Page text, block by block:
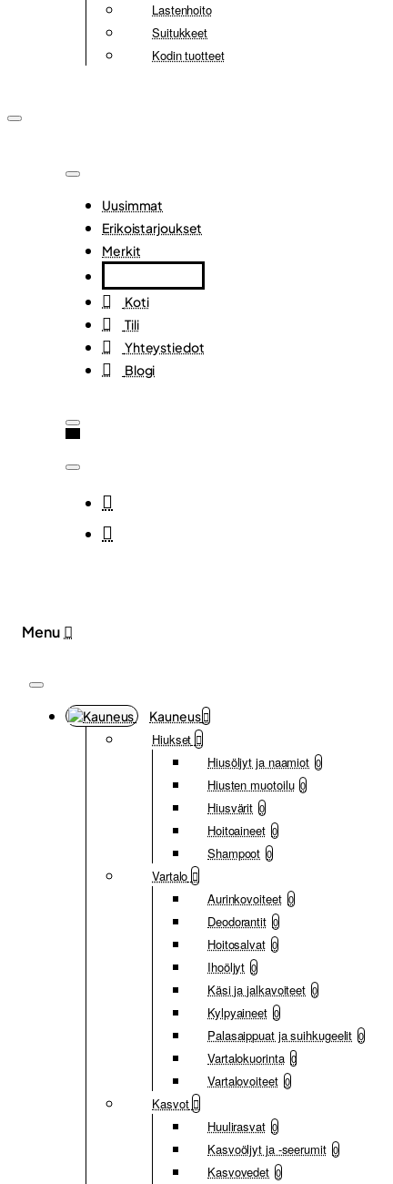
Lastenhoito
Suitukkeet
Kodin tuotteet
Uusimmat
Erikoistarjoukset
Merkit
Koti
Tili
Yhteystiedot
Blogi
Kauneus
Hiukset
Hiusöljyt ja naamiot 0
Hiusten muotoilu 0
Hiusvärit 0
Hoitoaineet 0
Shampoot 0
Vartalo
Aurinkovoiteet 0
Deodorantit 0
Hoitosalvat 0
Ihoöljyt 0
Käsi ja jalkavoiteet 0
Kylpyaineet 0
Palasaippuat ja suihkugeelit 0
Vartalokuorinta 0
Vartalovoiteet 0
Kasvot
Huulirasvat 0
Kasvoöljyt ja -seerumit 0
Kasvovedet 0